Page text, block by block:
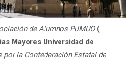
de Alumnos PUMUO (
Mayores Universidad de
por la Confederación Estatal de